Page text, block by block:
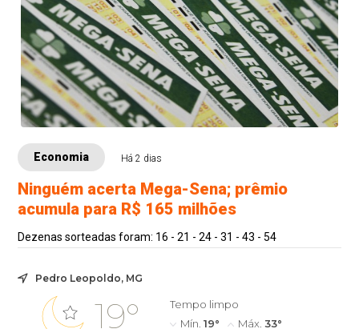
Economia Há 2 dias
Ninguém acerta Mega-Sena; prêmio
acumula para R$ 165 milhões
Dezenas sorteadas foram: 16 - 21 - 24 - 31 - 43 - 54
Pedro Leopoldo, MG
19°
Tempo limpo
Mín. 19° Máx. 33°